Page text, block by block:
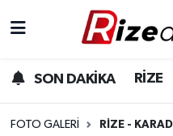
SON DAKİKA RİZE
FOTO GALERI RIZE -
Gündem
Rize Hava Durumu